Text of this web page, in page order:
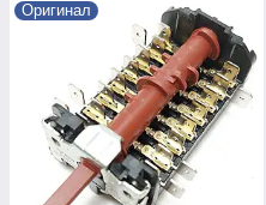
Оригинал